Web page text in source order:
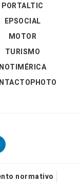
PORTALTIC
EPSOCIAL
MOTOR
TURISMO
NOTIMÉRICA
normativo